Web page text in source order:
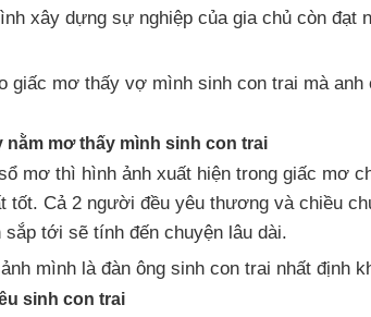
xây dựng sự nghiệp của gia chủ còn đạt
giấc mơ thấy vợ mình sinh con trai mà
mơ thấy mình sinh con trai
mơ thì hình ảnh xuất hiện trong giấc mơ
tốt. Cả 2 người đều yêu thương và chiều
tới sẽ tính đến chuyện lâu dài.
mình là đàn ông sinh con trai nhất định
sinh con trai